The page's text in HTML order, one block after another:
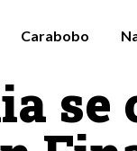
Carabobo